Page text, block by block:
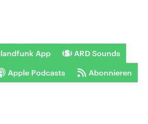
App ARD Sounds
Apple Podcasts Abonnieren